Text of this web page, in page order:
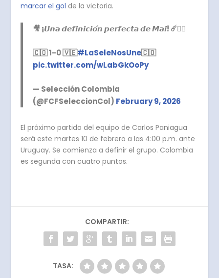
marcar el gol de la victoria.
🎥 ¡𝙐𝙣𝙖 𝙙𝙚𝙛𝙞𝙣𝙞𝙘𝙞𝙤́𝙣 𝙥𝙚𝙧𝙛𝙚𝙘𝙩𝙖 𝙙𝙚 𝙈𝙖𝙞! ☄️😮‍💨
🇨🇴 1-0 🇻🇪#LaSeleNosUne🇨🇴
pic.twitter.com/wLabGkOoPy
— Selección Colombia
(@FCFSeleccionCol) February 9, 2026
El próximo partido del equipo de Carlos Paniagua
será este martes 10 de febrero a las 4:00 p.m. ante
Uruguay. Se comienza a definir el grupo. Colombia
es segunda con cuatro puntos.
COMPARTIR:
TASA: